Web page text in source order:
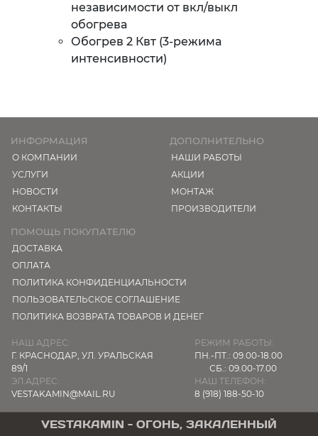
независимости от вкл/выкл
обогрева
Обогрев 2 Квт (3-режима
интенсивности)
ИНФОРМАЦИЯ
О КОМПАНИИ
УСЛУГИ
НОВОСТИ
КОНТАКТЫ
ДОПОЛНИТЕЛЬНО
НАШИ РАБОТЫ
АКЦИИ
МОНТАЖ
ПРОИЗВОДИТЕЛИ
ПОМОЩЬ ПОКУПАТЕЛЮ
ДОСТАВКА
ОПЛАТА
ПОЛИТИКА КОНФИДЕНЦИАЛЬНОСТИ
ПОЛЬЗОВАТЕЛЬСКОЕ СОГЛАШЕНИЕ
ПОЛИТИКА ВОЗВРАТА ТОВАРОВ И ДЕНЕГ
НАШ АДРЕС:
Г. КРАСНОДАР, УЛ. УРАЛЬСКАЯ
89/1
ЭЛ.АДРЕС:
VESTAKAMIN@MAIL.RU
РЕЖИМ РАБОТЫ:
ПН.-ПТ.: 09.00-18.00
СБ.: 09.00-17.00
НАШ ТЕЛЕФОН:
8 (918) 188-50-10
VESTAKAMIN - ОГОНЬ, ЗАКАЛЕННЫЙ